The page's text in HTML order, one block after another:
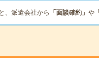
、派遣会社から 「面談確約」 や